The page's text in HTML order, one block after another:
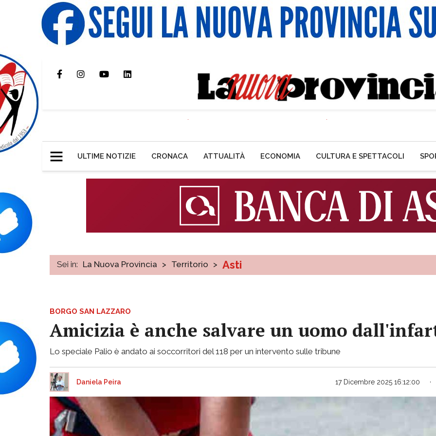
ULTIME NOTIZIE CRONACA ATTUALITÀ ECONOMIA CULTURA E SPETTACOLI
Sei in: La Nuova Provincia > Territorio > Asti
BORGO SAN LAZZARO
Amicizia è anche salvare un uomo
Lo speciale Palio è andato ai soccorritori del 118 per un intervento sulle tribune
Daniela Peira 17 Dicembre 2025 16:12:00